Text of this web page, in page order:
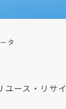
タ
ース・リサ